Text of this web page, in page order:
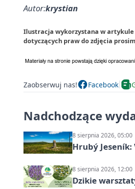
Autor:krystian
Ilustracja wykorzystana w artykule
dotyczących praw do zdjęcia
Zaobserwuj nas! Facebook
Nadchodzące
8 sierpnia 2026, 05:00
Hrubý Jeseník:
8 sierpnia 2026, 12:00
Dzikie